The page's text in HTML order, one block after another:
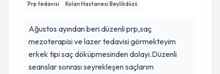
Prp tedavisi Kolan Hastanesi Beylikdüzü
Ağustos ayından beri düzenli prp,saç
mezoterapisi ve lazer tedavisi görmekteyim
erkek tipi saç döküpmesinden dolayı.Düzenli
seanslar sonrası seyrekleşen saçlarım